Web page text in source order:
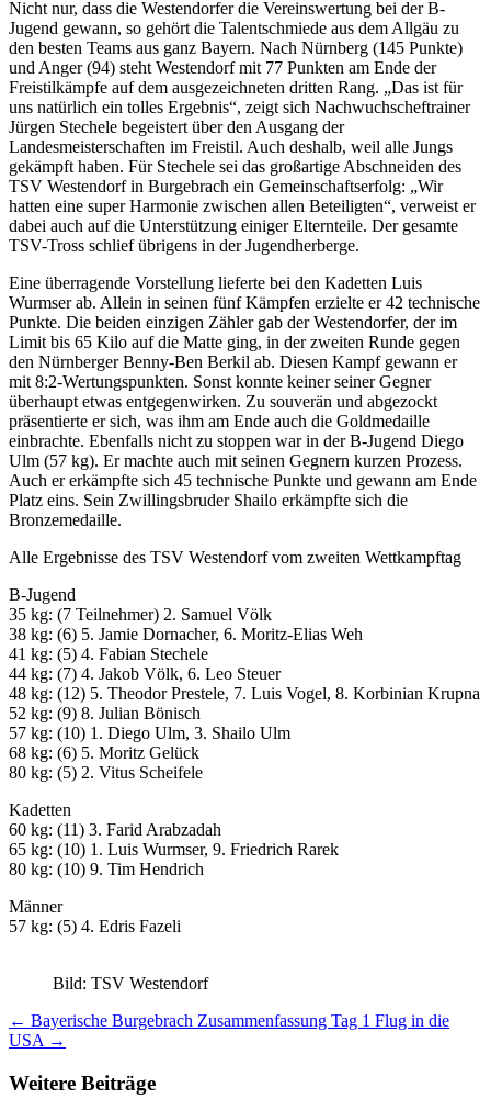
Nicht nur, dass die Westendorfer die Vereinswertung bei der B-
Jugend gewann, so gehört die Talentschmiede aus dem Allgäu zu
den besten Teams aus ganz Bayern. Nach Nürnberg (145 Punkte)
und Anger (94) steht Westendorf mit 77 Punkten am Ende der
Freistilkämpfe auf dem ausgezeichneten dritten Rang. „Das ist für
uns natürlich ein tolles Ergebnis“, zeigt sich Nachwuchscheftrainer
Jürgen Stechele begeistert über den Ausgang der
Landesmeisterschaften im Freistil. Auch deshalb, weil alle Jungs
gekämpft haben. Für Stechele sei das großartige Abschneiden des
TSV Westendorf in Burgebrach ein Gemeinschaftserfolg: „Wir
hatten eine super Harmonie zwischen allen Beteiligten“, verweist er
dabei auch auf die Unterstützung einiger Elternteile. Der gesamte
TSV-Tross schlief übrigens in der Jugendherberge.
Eine überragende Vorstellung lieferte bei den Kadetten Luis
Wurmser ab. Allein in seinen fünf Kämpfen erzielte er 42 technische
Punkte. Die beiden einzigen Zähler gab der Westendorfer, der im
Limit bis 65 Kilo auf die Matte ging, in der zweiten Runde gegen
den Nürnberger Benny-Ben Berkil ab. Diesen Kampf gewann er
mit 8:2-Wertungspunkten. Sonst konnte keiner seiner Gegner
überhaupt etwas entgegenwirken. Zu souverän und abgezockt
präsentierte er sich, was ihm am Ende auch die Goldmedaille
einbrachte. Ebenfalls nicht zu stoppen war in der B-Jugend Diego
Ulm (57 kg). Er machte auch mit seinen Gegnern kurzen Prozess.
Auch er erkämpfte sich 45 technische Punkte und gewann am Ende
Platz eins. Sein Zwillingsbruder Shailo erkämpfte sich die
Bronzemedaille.
Alle Ergebnisse des TSV Westendorf vom zweiten Wettkampftag
B-Jugend
35 kg: (7 Teilnehmer) 2. Samuel Völk
38 kg: (6) 5. Jamie Dornacher, 6. Moritz-Elias Weh
41 kg: (5) 4. Fabian Stechele
44 kg: (7) 4. Jakob Völk, 6. Leo Steuer
48 kg: (12) 5. Theodor Prestele, 7. Luis Vogel, 8. Korbinian Krupna
52 kg: (9) 8. Julian Bönisch
57 kg: (10) 1. Diego Ulm, 3. Shailo Ulm
68 kg: (6) 5. Moritz Gelück
80 kg: (5) 2. Vitus Scheifele
Kadetten
60 kg: (11) 3. Farid Arabzadah
65 kg: (10) 1. Luis Wurmser, 9. Friedrich Rarek
80 kg: (10) 9. Tim Hendrich
Männer
57 kg: (5) 4. Edris Fazeli
Bild: TSV Westendorf
← Bayerische Burgebrach Zusammenfassung Tag 1 Flug in die
USA →
Weitere Beiträge